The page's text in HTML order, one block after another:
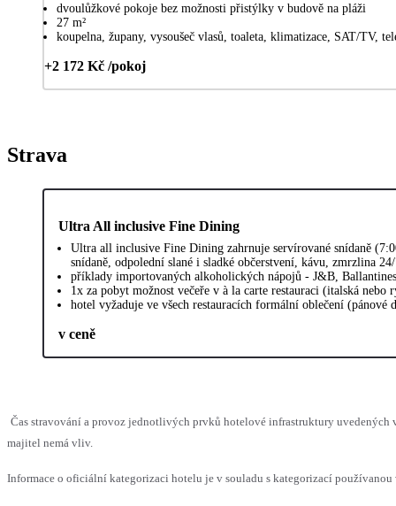
dvoulůžkové pokoje bez možnosti přistýlky v budově na pláži
27 m²
koupelna, župany, vysoušeč vlasů, toaleta, klimatizace, SAT/TV,
+2 172 Kč /pokoj
Strava
Ultra All inclusive Fine Dining
Ultra all inclusive Fine Dining zahrnuje servírované snídaně
snídaně, odpolední slané i sladké občerstvení, kávu, zmrzlina
příklady importovaných alkoholických nápojů - J&B,
1x za pobyt možnost večeře v à la carte restauraci (italská nebo
hotel vyžaduje ve všech restauracích formální oblečení (pánové
v ceně
Čas stravování a provoz jednotlivých prvků hotelové infrastruktury uvedených
majitel nemá vliv.
Informace o oficiální kategorizaci hotelu je v souladu s kategorizací